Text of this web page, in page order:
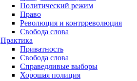
Политический режим
Право
Революция и контрреволюция
Свобода слова
Практика
Приватность
Свобода слова
Справедливые выборы
Хорошая полиция